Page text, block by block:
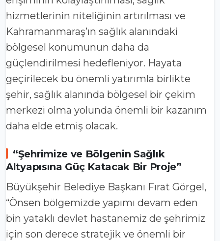
hizmetlerinin niteliğinin artırılması ve
Kahramanmaraş’ın sağlık alanındaki
bölgesel konumunun daha da
güçlendirilmesi hedefleniyor. Hayata
geçirilecek bu önemli yatırımla birlikte
şehir, sağlık alanında bölgesel bir çekim
merkezi olma yolunda önemli bir kazanım
daha elde etmiş olacak.
“Şehrimize ve Bölgenin Sağlık
Altyapısına Güç Katacak Bir Proje”
Büyükşehir Belediye Başkanı Fırat Görgel,
“Önsen bölgemizde yapımı devam eden
bin yataklı devlet hastanemiz de şehrimiz
için son derece stratejik ve önemli bir